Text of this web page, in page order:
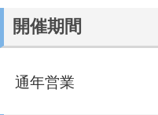
開催期間
通年営業